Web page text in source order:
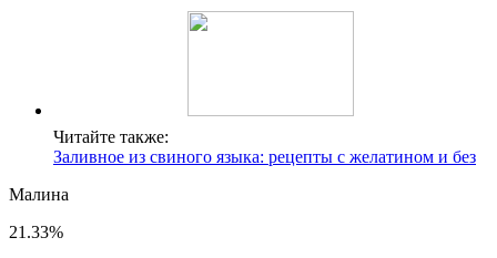
Читайте также:
Заливное из свиного языка: рецепты с желатином и без
Малина
21.33%